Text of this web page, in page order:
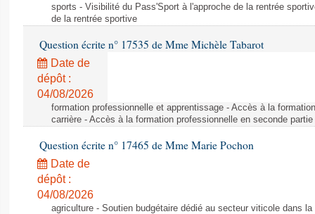
sports - Visibilité du Pass'Sport à l'approche de la rentrée
de la rentrée sportive
Question écrite n° 17535 de Mme Michèle Tabarot
Date de
dépôt :
04/08/2026
formation professionnelle et apprentissage - Accès à la
carrière - Accès à la formation professionnelle en seconde partie
Question écrite n° 17465 de Mme Marie Pochon
Date de
dépôt :
04/08/2026
agriculture - Soutien budgétaire dédié au secteur viticole dans